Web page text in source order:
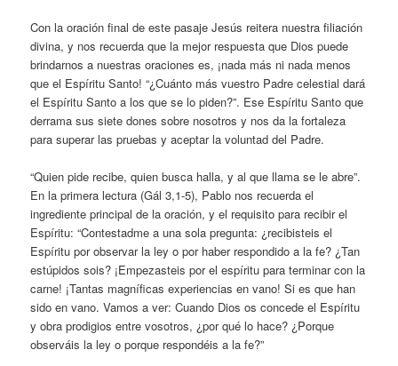
Con la oración final de este pasaje Jesús reitera nuestra filiación
divina, y nos recuerda que la mejor respuesta que Dios puede
brindarnos a nuestras oraciones es, ¡nada más ni nada menos
que el Espíritu Santo! “¿Cuánto más vuestro Padre celestial dará
el Espíritu Santo a los que se lo piden?”. Ese Espíritu Santo que
derrama sus siete dones sobre nosotros y nos da la fortaleza
para superar las pruebas y aceptar la voluntad del Padre.
“Quien pide recibe, quien busca halla, y al que llama se le abre”.
En la primera lectura (Gál 3,1-5), Pablo nos recuerda el
ingrediente principal de la oración, y el requisito para recibir el
Espíritu: “Contestadme a una sola pregunta: ¿recibisteis el
Espíritu por observar la ley o por haber respondido a la fe? ¿Tan
estúpidos sois? ¡Empezasteis por el espíritu para terminar con la
carne! ¡Tantas magníficas experiencias en vano! Si es que han
sido en vano. Vamos a ver: Cuando Dios os concede el Espíritu
y obra prodigios entre vosotros, ¿por qué lo hace? ¿Porque
observáis la ley o porque respondéis a la fe?”